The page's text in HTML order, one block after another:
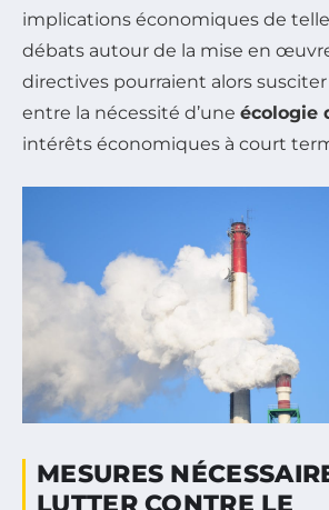
implications économiques de
débats autour de la mise en
directives pourraient alors
entre la nécessité d’une écologie
intérêts économiques à court
MESURES
LUTTER CONTRE LE